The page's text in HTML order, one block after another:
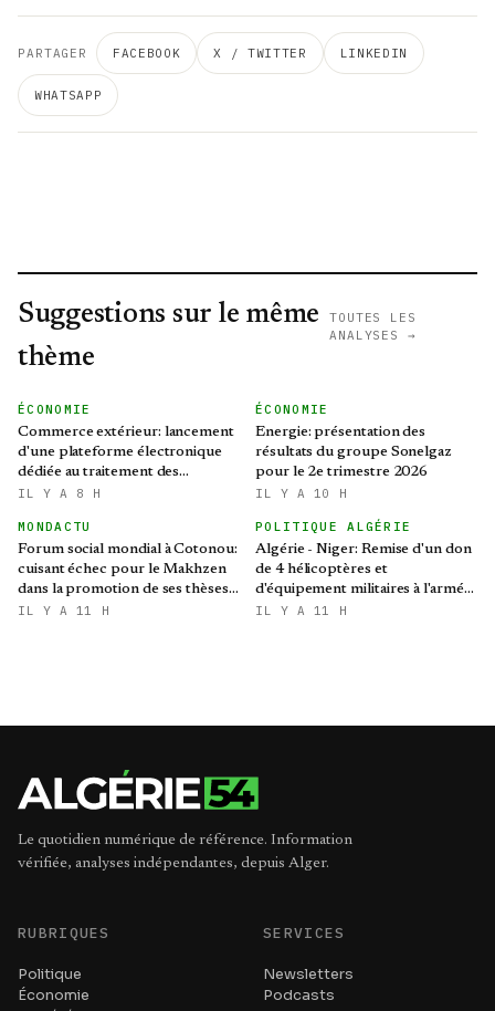
PARTAGER FACEBOOK X / TWITTER LINKEDIN
WHATSAPP
Suggestions sur le même
thème
TOUTES LES
ANALYSES →
ÉCONOMIE
Commerce extérieur: lancement
d'une plateforme électronique
dédiée au traitement des
préoccupations des opérateurs
IL Y A 8 H
ÉCONOMIE
Energie: présentation des
résultats du groupe Sonelgaz
pour le 2e trimestre 2026
IL Y A 10 H
MONDACTU
Forum social mondial à Cotonou:
cuisant échec pour le Makhzen
dans la promotion de ses thèses
colonialistes
IL Y A 11 H
POLITIQUE ALGÉRIE
Algérie - Niger: Remise d'un don
de 4 hélicoptères et
d'équipement militaires à l'armée
nigérienne
IL Y A 11 H
Le quotidien numérique de référence. Information
vérifiée, analyses indépendantes, depuis Alger.
RUBRIQUES
Politique
Économie
SERVICES
Newsletters
Podcasts